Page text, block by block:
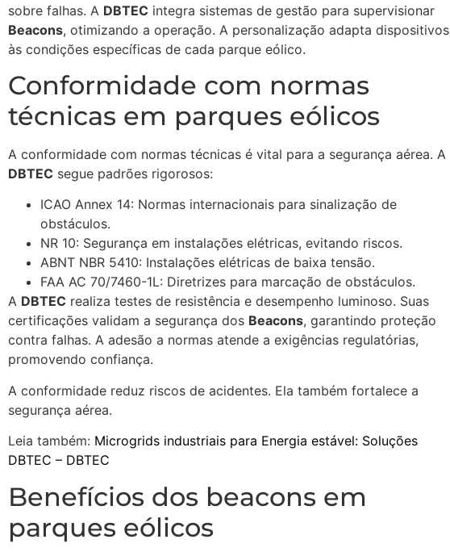
sobre falhas. A DBTEC integra sistemas de gestão para supervisionar
Beacons, otimizando a operação. A personalização adapta dispositivos
às condições específicas de cada parque eólico.
Conformidade com normas
técnicas em parques eólicos
A conformidade com normas técnicas é vital para a segurança aérea. A
DBTEC segue padrões rigorosos:
ICAO Annex 14: Normas internacionais para sinalização de
obstáculos.
NR 10: Segurança em instalações elétricas, evitando riscos.
ABNT NBR 5410: Instalações elétricas de baixa tensão.
FAA AC 70/7460-1L: Diretrizes para marcação de obstáculos.
A DBTEC realiza testes de resistência e desempenho luminoso. Suas
certificações validam a segurança dos Beacons, garantindo proteção
contra falhas. A adesão a normas atende a exigências regulatórias,
promovendo confiança.
A conformidade reduz riscos de acidentes. Ela também fortalece a
segurança aérea.
Leia também: Microgrids industriais para Energia estável: Soluções
DBTEC – DBTEC
Benefícios dos beacons em
parques eólicos